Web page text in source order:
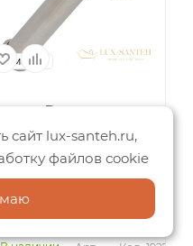
₽
Priority 5.31028-BN,
9
сайт lux-santeh.ru,
файлов cookie